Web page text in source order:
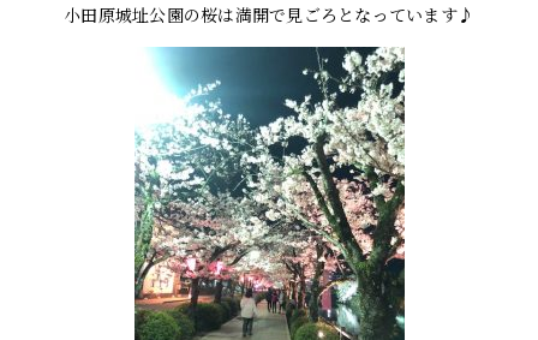
小田原城址公園の桜は満開で見ごろとなっています♪